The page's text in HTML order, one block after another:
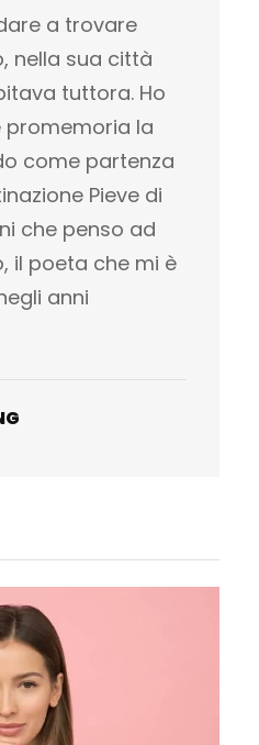
a trovare
nella sua città
tuttora. Ho
la
come partenza
Pieve di
che penso ad
il poeta che mi è
anni